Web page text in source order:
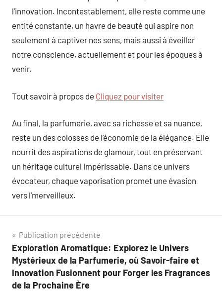
l’innovation. Incontestablement, elle reste comme une
entité constante, un havre de beauté qui aspire non
seulement à captiver nos sens, mais aussi à éveiller
notre conscience, actuellement et pour les époques à
venir.
Tout savoir à propos de Cliquez pour visiter
Au final, la parfumerie, avec sa richesse et sa nuance,
reste un des colosses de l’économie de la élégance. Elle
nourrit des aspirations de glamour, tout en préservant
un héritage culturel impérissable. Dans ce univers
évocateur, chaque vaporisation promet une évasion
vers l’merveilleux.
Navigation
de
l’article
Publication précédente
Exploration Aromatique: Explorez le Univers
Mystérieux de la Parfumerie, où Savoir-faire et
Innovation Fusionnent pour Forger les Fragrances
de la Prochaine Ère